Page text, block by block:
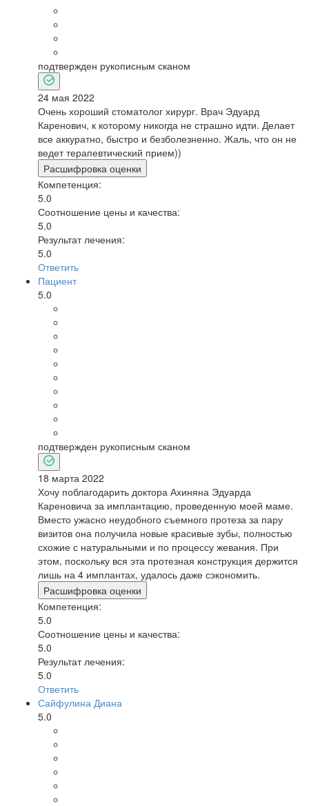
подтвержден рукописным сканом
24 мая 2022
Очень хороший стоматолог хирург. Врач Эдуард
Каренович, к которому никогда не страшно идти. Делает
все аккуратно, быстро и безболезненно. Жаль, что он не
ведет терапевтический прием))
Расшифровка оценки
Компетенция:
5.0
Соотношение цены и качества:
5.0
Результат лечения:
5.0
Ответить
Пациент
5.0
подтвержден рукописным сканом
18 марта 2022
Хочу поблагодарить доктора Ахиняна Эдуарда
Кареновича за имплантацию, проведенную моей маме.
Вместо ужасно неудобного съемного протеза за пару
визитов она получила новые красивые зубы, полностью
схожие с натуральными и по процессу жевания. При
этом, поскольку вся эта протезная конструкция держится
лишь на 4 имплантах, удалось даже сэкономить.
Расшифровка оценки
Компетенция:
5.0
Соотношение цены и качества:
5.0
Результат лечения:
5.0
Ответить
Сайфулина Диана
5.0